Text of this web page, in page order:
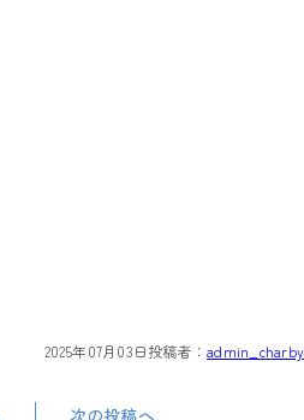
2025年07月03日投稿者：admin_charby
次の投稿へ